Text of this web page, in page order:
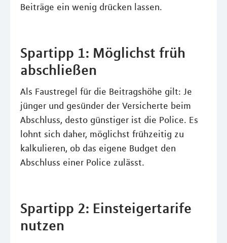
Beiträge ein wenig drücken lassen.
Spartipp 1: Möglichst früh
abschließen
Als Faustregel für die Beitragshöhe gilt: Je
jünger und gesünder der Versicherte beim
Abschluss, desto günstiger ist die Police. Es
lohnt sich daher, möglichst frühzeitig zu
kalkulieren, ob das eigene Budget den
Abschluss einer Police zulässt.
Spartipp 2: Einsteigertarife
nutzen